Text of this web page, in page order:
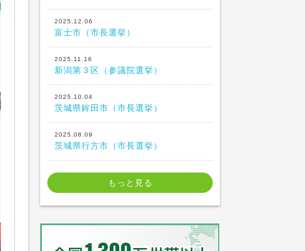
2025.12.06
富士市（市長選挙）
2025.11.16
新潟第３区（参議院選挙）
2025.10.04
茨城県鉾田市（市長選挙）
2025.08.09
茨城県行方市（市長選挙）
もっと見る